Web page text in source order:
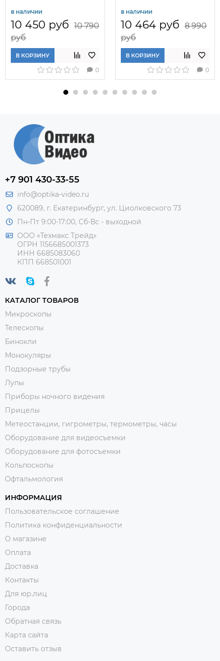
в наличии
10 450 руб 10 790
руб
В КОРЗИНУ
0
в наличии
10 464 руб 8 990
руб
В КОРЗИНУ
0
+7 901 430-33-55
info@optika-video.ru
620089, г. Екатеринбург, ул. Циолковского 73
Пн-Пт 9:00-17:00, Сб-Вс - выходной
ООО «Техмакс Трейд»
ОГРН 1156685001373
ИНН 6685083060
КПП 668501001
КАТАЛОГ ТОВАРОВ
Микроскопы
Телескопы
Бинокли
Монокуляры
Подзорные трубы
Лупы
Приборы ночного видения
Прицелы
Метеостанции, гигрометры, термометры, часы
Оборудование для видеосъемки
Оборудование для фотосъемки
Кольпоскопы
Офтальмология
ИНФОРМАЦИЯ
Пользовательское соглашение
Политика конфиденциальности
О магазине
Оплата
Доставка
Контакты
Для юр.лиц
Города
Обратная связь
Карта сайта
Оставить отзыв